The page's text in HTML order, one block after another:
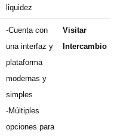
liquidez
-Cuenta con
una interfaz y
plataforma
modernas y
simples
-Múltiples
opciones para
Visitar
Intercambio